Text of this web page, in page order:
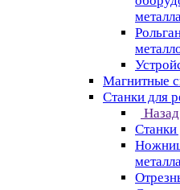
Магнитные
Станки для
Назад
Станки